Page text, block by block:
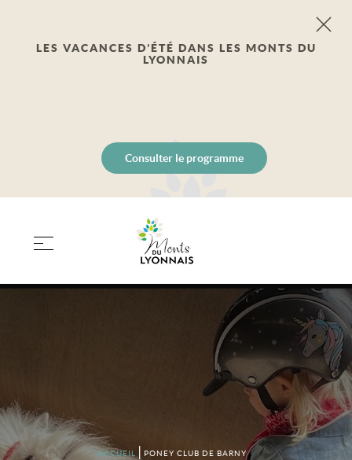
LES VACANCES D’ÉTÉ DANS LES MONTS DU
LYONNAIS
Consulter le programme
ACCUEIL PONEY CLUB DE BARNY